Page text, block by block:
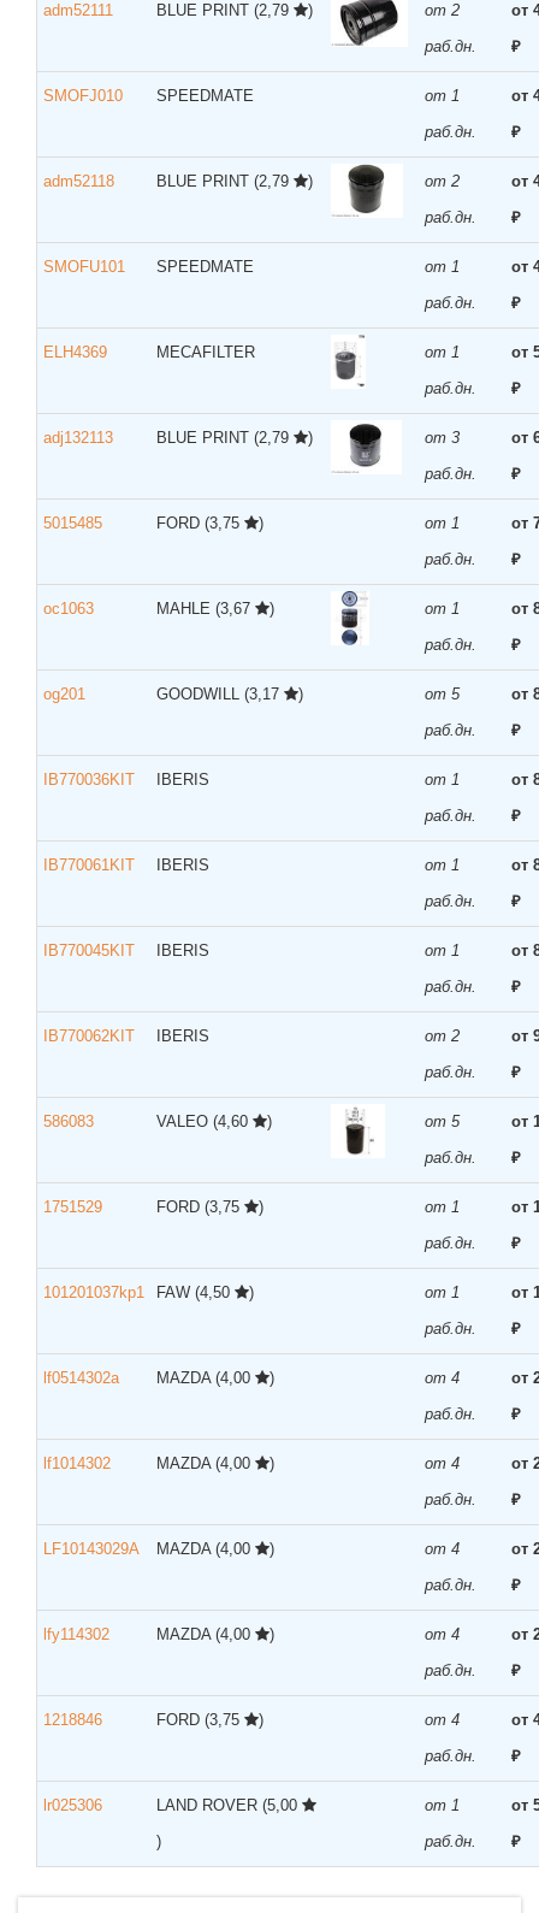
adm52111 BLUE PRINT (2,79 )
от 2
раб.дн.
от
₽
SMOFJ010 SPEEDMATE
от 1
раб.дн.
от
₽
adm52118 BLUE PRINT (2,79 )
от 2
раб.дн.
от
₽
SMOFU101 SPEEDMATE
от 1
раб.дн.
от
₽
ELH4369 MECAFILTER
от 1
раб.дн.
от
₽
adj132113 BLUE PRINT (2,79 )
от 3
раб.дн.
от
₽
5015485 FORD (3,75 )
от 1
раб.дн.
от
₽
oc1063 MAHLE (3,67 )
от 1
раб.дн.
от
₽
og201 GOODWILL (3,17 )
от 5
раб.дн.
от
₽
IB770036KIT IBERIS
от 1
раб.дн.
от
₽
IB770061KIT IBERIS
от 1
раб.дн.
от
₽
IB770045KIT IBERIS
от 1
раб.дн.
от
₽
IB770062KIT IBERIS
от 2
раб.дн.
от
₽
586083 VALEO (4,60 )
от 5
раб.дн.
от
₽
1751529 FORD (3,75 )
от 1
раб.дн.
от
₽
101201037kp1 FAW (4,50 )
от 1
раб.дн.
от
₽
lf0514302a MAZDA (4,00 )
от 4
раб.дн.
от
₽
lf1014302 MAZDA (4,00 )
от 4
раб.дн.
от
₽
LF10143029A MAZDA (4,00 )
от 4
раб.дн.
от
₽
lfy114302 MAZDA (4,00 )
от 4
раб.дн.
от
₽
1218846 FORD (3,75 )
от 4
раб.дн.
от
₽
lr025306 LAND ROVER (5,00
)
от 1
раб.дн.
от
₽